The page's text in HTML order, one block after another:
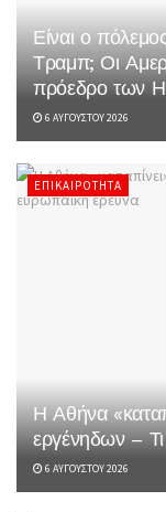
Είναι ο
Τραμπ; Οι
πρόεδρο των
6 ΑΥΓΟΎΣΤΟΥ 2026
ΕΠΙΚΑΙΡΌΤΗΤΑ
Η Αθήνα
εργένηδων – Τι
6 ΑΥΓΟΎΣΤΟΥ 2026